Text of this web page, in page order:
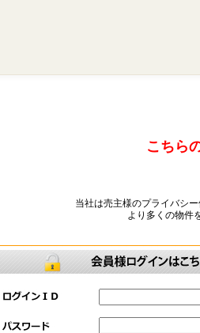
こちら
当社は売主様のプライバシ
より多くの物件